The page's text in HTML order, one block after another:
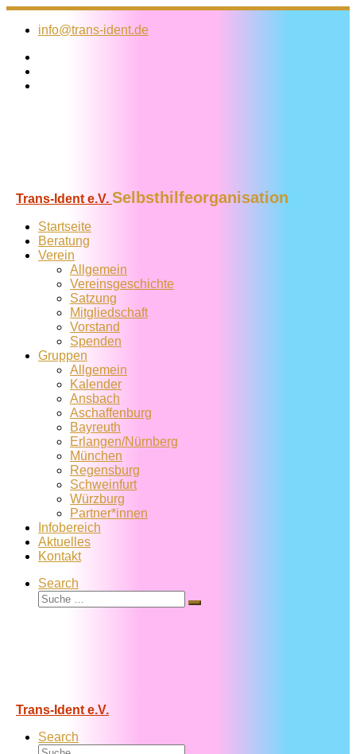
Zum
Inhalt
info@trans-ident.de
Trans-Ident e.V. Selbsthilfeorganisation
Startseite
Beratung
Verein
Allgemein
Vereins­geschichte
Satzung
Mitglied­schaft
Vorstand
Spenden
Gruppen
Allgemein
Kalender
Ansbach
Aschaffenburg
Bayreuth
Erlangen/Nürnberg
München
Regensburg
Schweinfurt
Würzburg
Partner*innen
Infobereich
Aktuelles
Kontakt
Search
Suche
Suche
Trans-Ident e.V.
Search
Suche